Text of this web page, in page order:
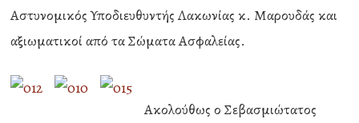
Αστυνομικός Υποδιευθυντής Λακωνίας κ. Μαρουδάς και
αξιωματικοί από τα Σώματα Ασφαλείας.
Ακολούθως ο Σεβασμιώτατος